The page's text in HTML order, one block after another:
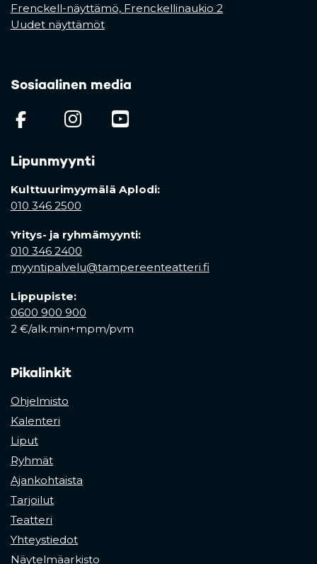
Frenckell-näyttämö, Frenckellinaukio 2
Uudet näyttämöt
Sosiaalinen media
(opens in a new tab)
(opens in a new tab)
Lipunmyynti
Kulttuurimyymälä Aplodi:
010 346 2500
Yritys- ja ryhmämyynti:
010 346 2400
myyntipalvelu@tampereenteatteri.fi
Lippupiste:
0600 900 900
2 €/alk.min+mpm/pvm
Pikalinkit
Ohjelmisto
Kalenteri
Liput
Ryhmät
Ajankohtaista
Tarjoilut
Teatteri
Yhteystiedot
Näytelmäarkisto